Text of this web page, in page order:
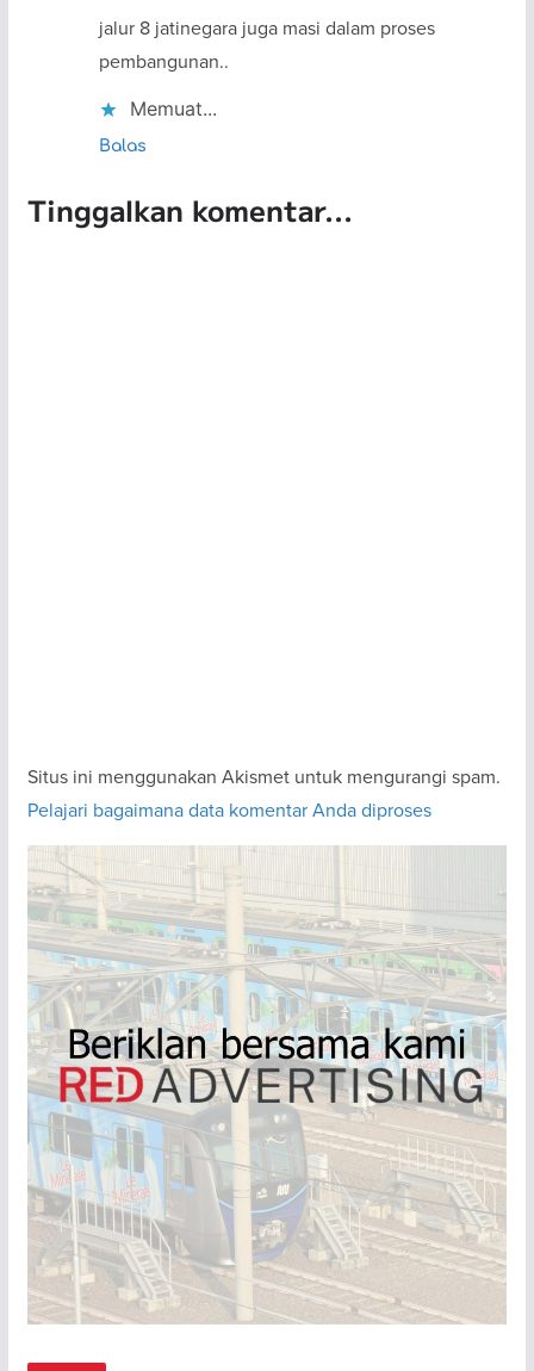
jalur 8 jatinegara juga masi dalam proses
pembangunan..
Memuat...
Balas
Tinggalkan komentar...
Situs ini menggunakan Akismet untuk mengurangi spam.
Pelajari bagaimana data komentar Anda diproses